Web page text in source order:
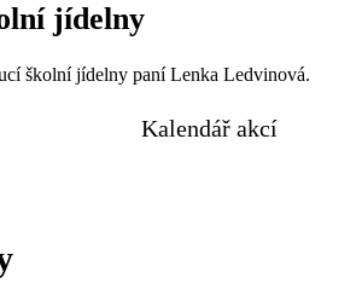
jídelny
školní jídelny paní Lenka Ledvinová.
Kalendář akcí